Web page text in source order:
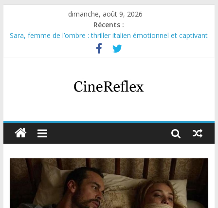
dimanche, août 9, 2026
Récents :
Sara, femme de l’ombre : thriller italien émotionnel et captivant
Journal d’une fille larguée : nouvelle série suédoise sur Netflix
Aema : mini-série sur le tournage d’un film érotique devenu
Glass Heart : excellente série musicale avec Takeru Satō
Olympo, saison 1 : nouvelle série qui séduira les fans de